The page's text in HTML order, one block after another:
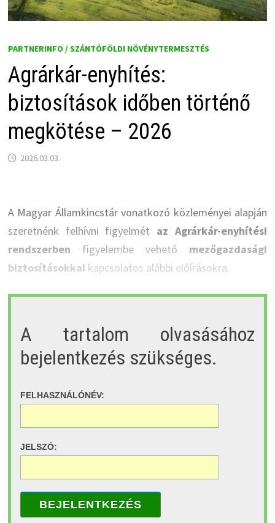
PARTNERINFO / SZÁNTÓFÖLDI NÖVÉNYTERMESZTÉS
Agrárkár-enyhítés:
biztosítások időben történő
megkötése – 2026
2026.03.03.
A Magyar Államkincstár vonatkozó közleményei alapján
szeretnénk felhívni figyelmét az Agrárkár-enyhítési
rendszerben figyelembe vehető mezőgazdasági
biztosításokkalkapcsolatos alábbi előírásokra.
A tartalom olvasásához
bejelentkezés szükséges.
FELHASZNÁLÓNÉV:
JELSZÓ:
BEJELENTKEZÉS